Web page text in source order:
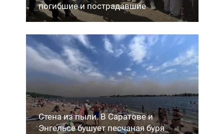
погибшие и пострадавшие
Стена из пыли. В Саратове и
Энгельсе бушует песчаная буря